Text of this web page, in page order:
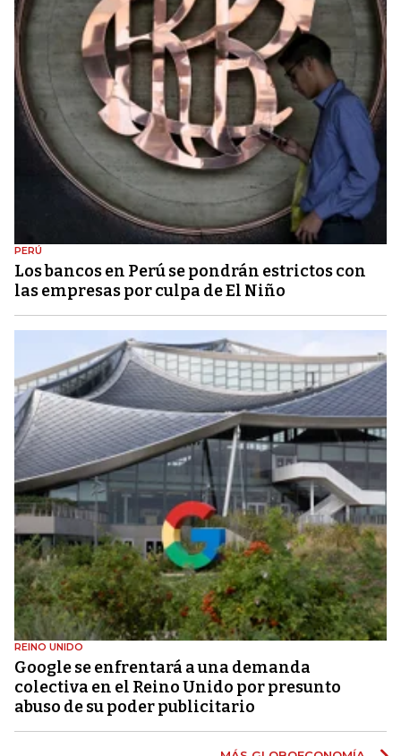
PERÚ
Los bancos en Perú se pondrán estrictos con
las empresas por culpa de El Niño
REINO UNIDO
Google se enfrentará a una demanda
colectiva en el Reino Unido por presunto
abuso de su poder publicitario